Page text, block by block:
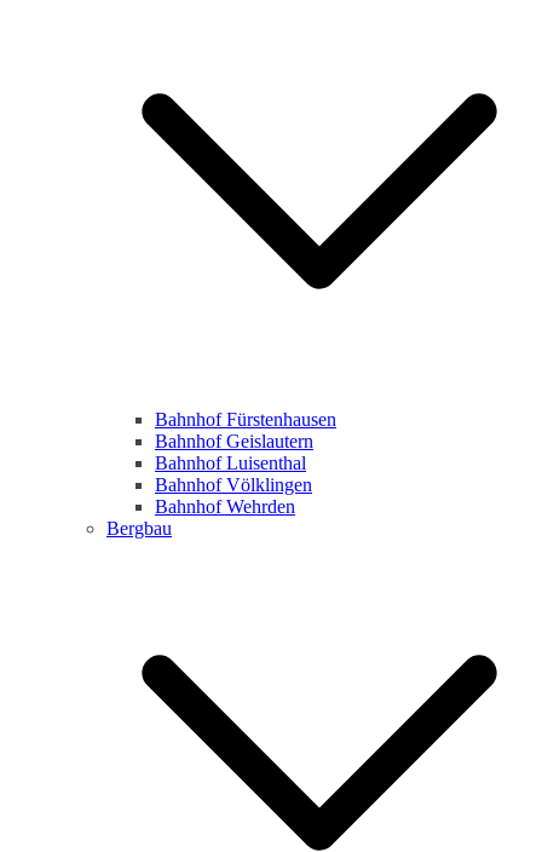
Bahnhof Fürstenhausen
Bahnhof Geislautern
Bahnhof Luisenthal
Bahnhof Völklingen
Bahnhof Wehrden
Bergbau